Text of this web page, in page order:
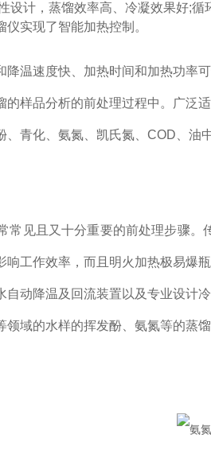
设计，蒸馏效率高、冷凝效果好;
实现了智能加热控制。
速度快、加热时间和加热功率
样品分析的前处理过程中。广
青化、氨氮、凯氏氮、COD、油
见且又十分重要的前处理步骤。
响工作效率，而且明火加热极易
动降温及回流装置以及专业设计
域的水样的挥发酚、氨氮等的蒸